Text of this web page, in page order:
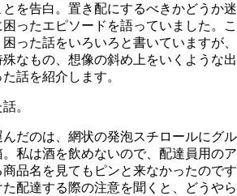
を告白。置き配にするべきかどうか迷
ったエピソードを語っていました。こ
った話をいろいろと書いていますが、
なもの、想像の斜め上をいくような出
話を紹介します。
。
だのは、網状の発泡スチロールにグル
私は酒を飲めないので、配達員用のア
品名を見てもピンと来なかったのです
配達する際の注意を聞くと、どうやら